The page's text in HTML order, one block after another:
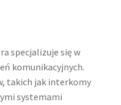
specjalizuje się w
komunikacyjnych.
takich jak interkomy
systemami